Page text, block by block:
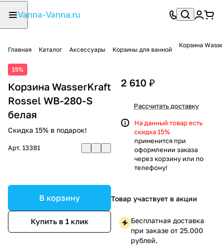
Главная Каталог Аксессуары Корзины для ванной
Корзина
15%
Корзина WasserKraft
Rossel WB-280-S
белая
Скидка 15% в подарок!
Арт. 13381
В корзину
Купить в 1 клик
2 610 ₽
Рассчитать доставку
На данный товар есть
скидка 15%
применится при
оформлении заказа
через корзину или по
телефону!
Товар участвует в акции
Бесплатная доставка
при заказе от 25.000
рублей.